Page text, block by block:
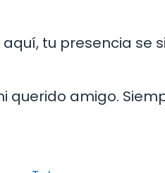
aquí, tu presencia
querido amigo.